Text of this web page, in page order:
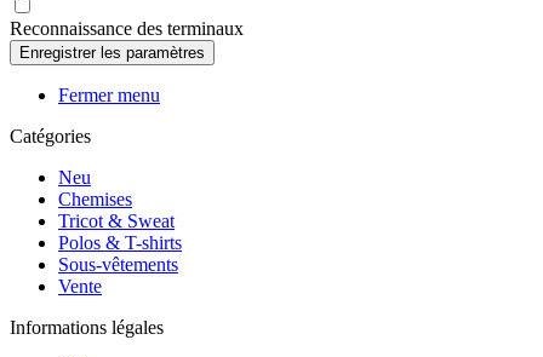
Reconnaissance des terminaux
Fermer menu
Catégories
Neu
Chemises
Tricot & Sweat
Polos & T-shirts
Sous-vêtements
Vente
Informations légales